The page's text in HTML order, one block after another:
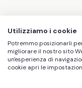
Utilizziamo i cookie
Potremmo posizionarli
migliorare il nostro sito
un'esperienza di
cookie apri le